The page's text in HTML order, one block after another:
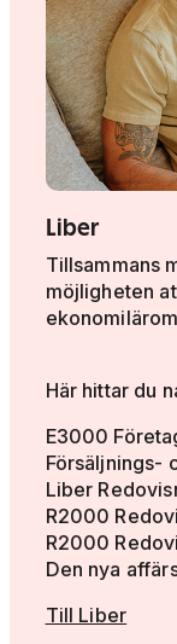
Liber
Tillsammans
möjligheten
Här hittar du
E3000
Försäljnings-
Liber
R2000
R2000
Den nya
Till Liber